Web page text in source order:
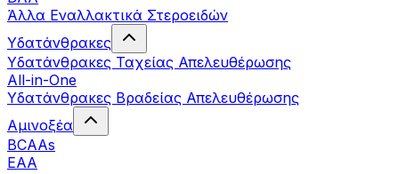
Άλλα Εναλλακτικά Στεροειδών
Υδατάνθρακες
Υδατάνθρακες Ταχείας Απελευθέρωσης
All-in-One
Υδατάνθρακες Βραδείας Απελευθέρωσης
Αμινοξέα
BCAAs
EAA